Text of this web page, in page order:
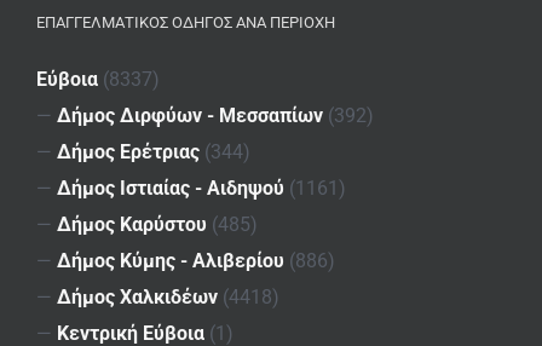
ΕΠΑΓΓΕΛΜΑΤΙΚΌΣ ΟΔΗΓΌΣ ΑΝΆ ΠΕΡΙΟΧΉ
Εύβοια (8337)
— Δήμος Διρφύων - Μεσσαπίων (392)
— Δήμος Ερέτριας (344)
— Δήμος Ιστιαίας - Αιδηψού (1161)
— Δήμος Καρύστου (485)
— Δήμος Κύμης - Αλιβερίου (886)
— Δήμος Χαλκιδέων (4418)
— Κεντρική Εύβοια (1)